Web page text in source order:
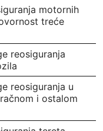
motornih
treće
reosiguranja
reosiguranja u
i ostalom